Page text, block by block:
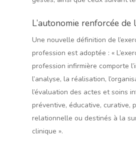
L’autonomie renforcée
Une nouvelle définition de
profession est adoptée : «
profession infirmière comporte
l’analyse, la réalisation,
l’évaluation des actes et soins
préventive, éducative, curative,
relationnelle ou destinés à la
clinique ».